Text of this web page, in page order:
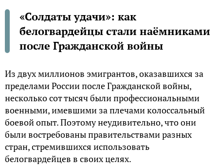
«Солдаты удачи»: как
белогвардейцы стали наёмниками
после Гражданской войны
Из двух миллионов эмигрантов, оказавшихся за
пределами России после Гражданской войны,
несколько сот тысяч были профессиональными
военными, имевшими за плечами колоссальный
боевой опыт. Поэтому неудивительно, что они
были востребованы правительствами разных
стран, стремившихся использовать
белогвардейцев в своих целях.